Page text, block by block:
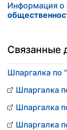
Информация о
Связанные
Шпаргалка по
Шпаргалка
Шпаргалка
Шпаргалка